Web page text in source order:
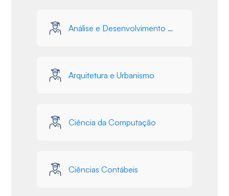
Análise e Desenvolvimento de Sistemas
Arquitetura e Urbanismo
Ciência da Computação
Ciências Contábeis